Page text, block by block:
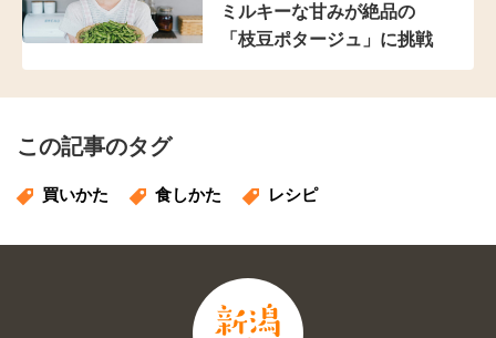
ミルキーな甘みが絶品の
「枝豆ポタージュ」に挑戦
この記事のタグ
買いかた 食しかた レシピ